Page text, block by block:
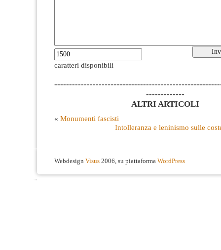
caratteri disponibili
-------------
ALTRI ARTICOLI
« Monumenti fascisti
Intolleranza e leninismo sulle
Webdesign Visus 2006, su piattaforma WordPress